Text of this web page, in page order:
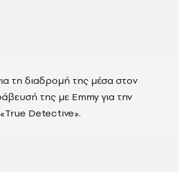
τη διαδρομή της μέσα στον
της με Emmy για την
Detective».